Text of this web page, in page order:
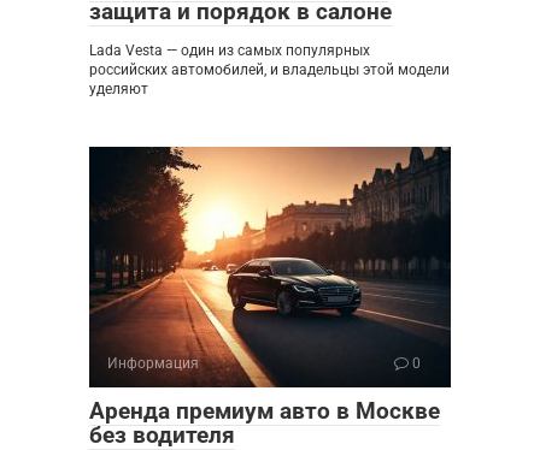
защита и порядок в салоне
Lada Vesta — один из самых популярных
российских автомобилей, и владельцы этой модели
уделяют
Информация 0
Аренда премиум авто в Москве
без водителя